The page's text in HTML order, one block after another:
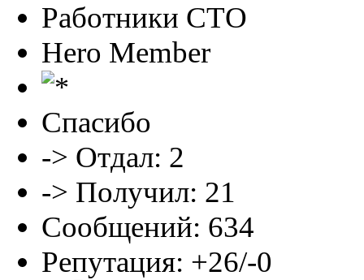
Работники СТО
Hero Member
Спасибо
-> Отдал: 2
-> Получил: 21
Сообщений: 634
Репутация: +26/-0